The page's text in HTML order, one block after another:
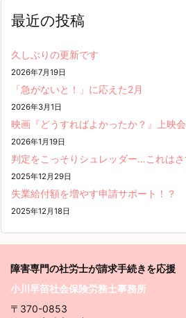
最近の投稿
久しぶりの更新です
2026年7月19日
「急がないと！」に応えた2月
2026年3月1日
映画『どうすればよかったか？』上映
2026年1月19日
判定をこっそりシュレッダー…これはさ
2025年12月29日
失業給付額を増やす申請サポート！？
2025年12月18日
障害専門の社労士が請求手続きを応援
小川早苗社会保険労務士事務所
〒370-0853